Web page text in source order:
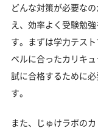
どんな対策が必要な
え、効率よく受験勉
す。まずは学力テス
ベルに合ったカリキ
試に合格するために
す。
また、じゅけラボの